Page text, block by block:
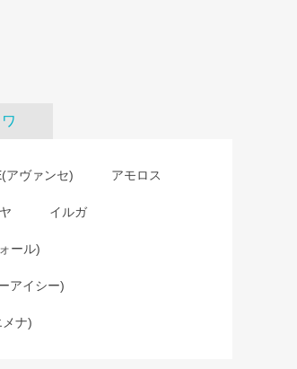
ワ
アヴァンセ) アモロス
イルガ
ール)
アイシー)
ナ)